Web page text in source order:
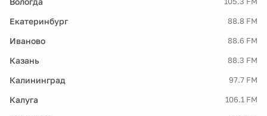
Екатеринбург 88.8 FM
Иваново 88.6 FM
Казань 88.3 FM
Калининград 97.7 FM
Калуга 106.1 FM